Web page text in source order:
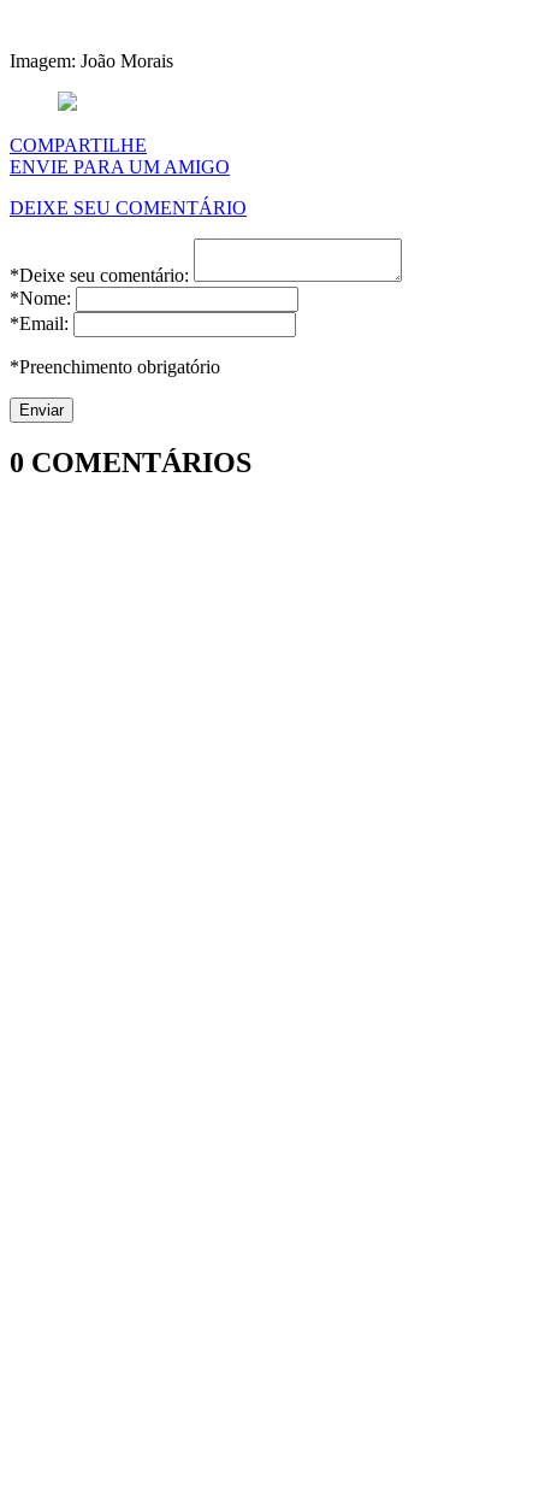
Imagem: João Morais
COMPARTILHE
ENVIE PARA UM AMIGO
DEIXE SEU COMENTÁRIO
*Deixe seu comentário:
*Nome:
*Email:
*Preenchimento obrigatório
0 COMENTÁRIOS